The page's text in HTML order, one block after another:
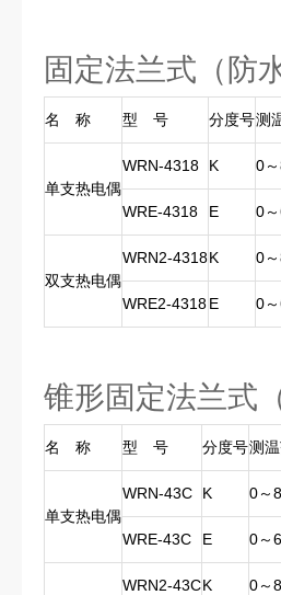
固定法兰式（防
名 称 型 号 分度号测
单支热电偶
WRN-4318 K 0
WRE-4318 E 0
双支热电偶
WRN2-4318K 0
WRE2-4318E 0
锥形固定法兰式
名 称 型 号 分度号测
单支热电偶
WRN-43C K 0～
WRE-43C E 0～
WRN2-43CK 0～